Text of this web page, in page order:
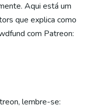
Aqui está um
que explica como
com Patreon:
lembre-se: